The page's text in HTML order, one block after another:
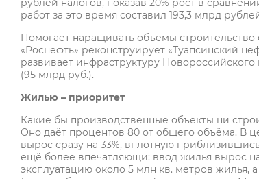
рублей налогов, показав 20% рост в
работ за это время составил 193,3 млрд
Помогает наращивать объёмы
«Роснефть» реконструирует «Туапсинский
развивает инфраструктуру
(95 млрд руб.).
Жилью – приоритет
Какие бы производственные объекты ни
Оно даёт процентов 80 от общего объёма. В
вырос сразу на 33%, вплотную
ещё более впечатляющи: ввод жилья вырос
эксплуатацию около 5 млн кв. метров жилья,